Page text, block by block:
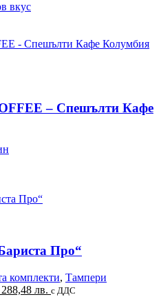
вкус
– Спешълти Кафе
Про“
комплекти, Тампери
лв. Текущата
с ДДС